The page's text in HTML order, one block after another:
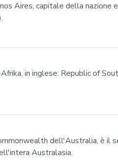
Aires, capitale della nazione
in inglese: Republic of
dell'Australia, è il
Australasia.